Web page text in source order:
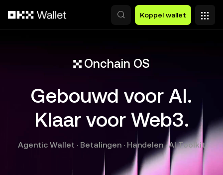
Koppel wallet
Onchain OS
Gebouwd voor AI.
Klaar voor Web3.
Agentic Wallet · Betalingen · Handelen · AI Toolkit